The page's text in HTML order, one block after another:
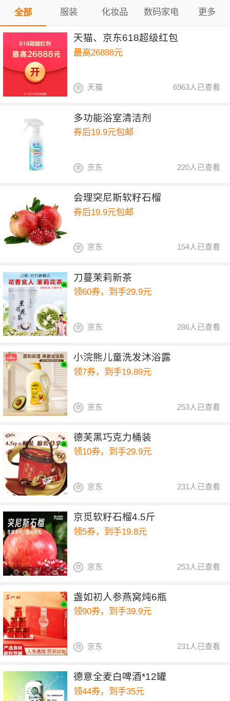
全部 服装 化妆品 数码家电 更多
天猫、京东618超级红包
最高26888元
6963人已查看
天猫
多功能浴室清洁剂
券后19.9元包邮
220人已查看
京东
会理突尼斯软籽石榴
券后19.9元包邮
154人已查看
京东
刀蔓茉莉新茶
领60券，到手29.9元
286人已查看
京东
小浣熊儿童洗发沐浴露
领7券，到手19.89元
253人已查看
京东
德芙黑巧克力桶装
领10券，到手29.9元
231人已查看
京东
京觅软籽石榴4.5斤
领5券，到手19.8元
253人已查看
京东
盏如初人参燕窝炖6瓶
领90券，到手39.9元
231人已查看
京东
德意全麦白啤酒*12罐
领44券，到手35元